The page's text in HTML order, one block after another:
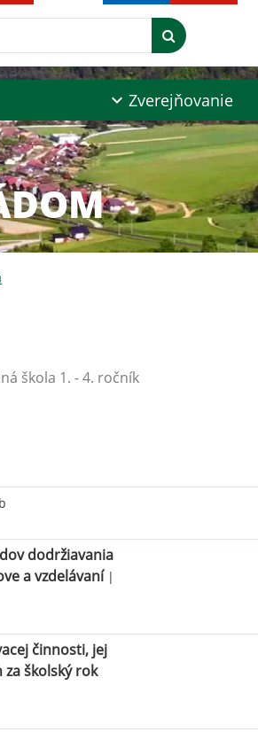
Zverejňovanie
škola 1. - 4. ročník
dodržiavania
a vzdelávaní|
činnosti, jej
školský rok